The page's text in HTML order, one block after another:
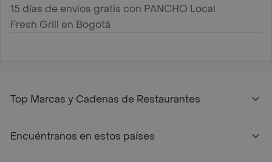
15 días de envíos gratis con PANCHO Local
Fresh Grill en Bogotá
Top Marcas y Cadenas de Restaurantes
Encuéntranos en estos países